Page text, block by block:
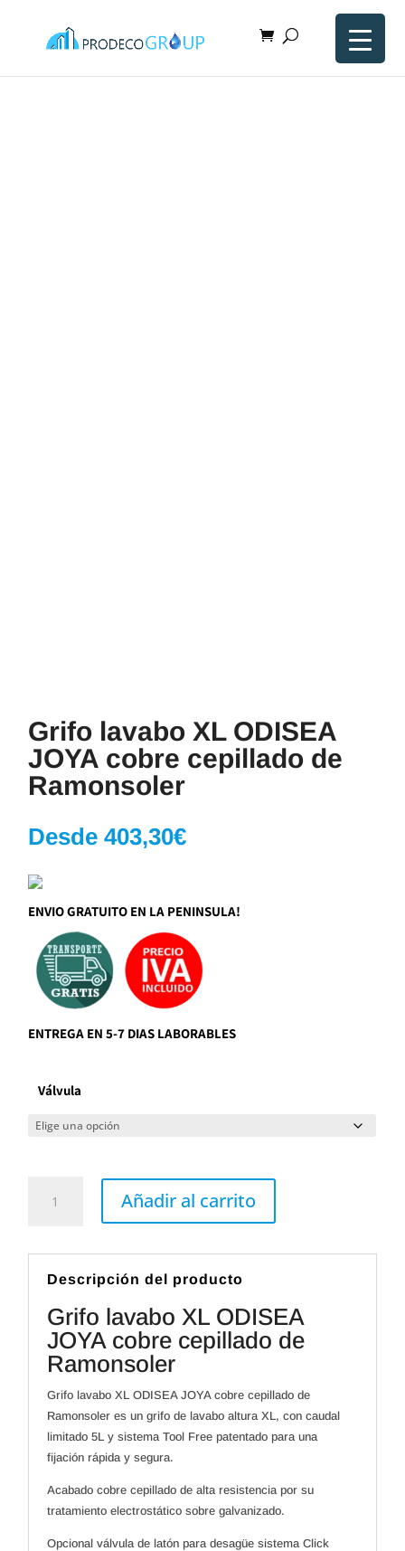
Grifo lavabo XL ODISEA
JOYA cobre cepillado de
Ramonsoler
Desde 403,30€
ENVIO GRATUITO EN LA PENINSULA!
ENTREGA EN 5-7 DIAS LABORABLES
Válvula
lavabo
cobre
Ramonsoler
cantidad
Añadir al carrito
Descripción del producto
Grifo lavabo XL ODISEA
JOYA cobre cepillado de
Ramonsoler
Grifo lavabo XL ODISEA JOYA cobre cepillado de
Ramonsoler es un grifo de lavabo altura XL, con caudal
limitado 5L y sistema Tool Free patentado para una
fijación rápida y segura.
Acabado cobre cepillado de alta resistencia por su
tratamiento electrostático sobre galvanizado.
Opcional válvula de latón para desagüe sistema Click